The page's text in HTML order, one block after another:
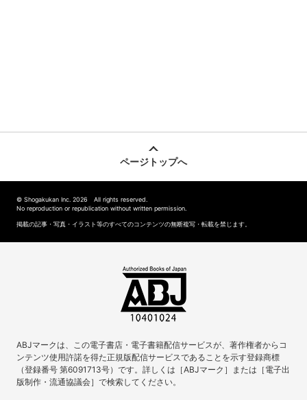
ページトップへ
© Shogakukan Inc. 2026 All rights reserved.
No reproduction or republication without written permission.
掲載の記事・写真・イラスト等のすべてのコンテンツの無断複写・転載を禁じます。
ABJマークは、この電子書店・電子書籍配信サービスが、著作権者からコ
ンテンツ使用許諾を得た正規版配信サービスであることを示す登録商標
（登録番号 第6091713号）です。詳しくは［ABJマーク］または［電子出
版制作・流通協議会］で検索してください。